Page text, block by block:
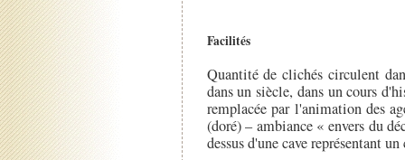
Facilités
Quantité de clichés circulent
dans un siècle, dans un cours
remplacée par l'animation des
(doré) – ambiance « envers du
dessus d'une cave représentant